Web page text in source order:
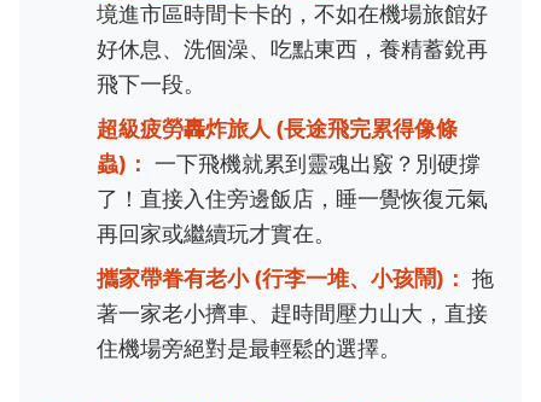
境進市區時間卡卡的，不如在機場旅館好
好休息、洗個澡、吃點東西，養精蓄銳再
飛下一段。
超級疲勞轟炸旅人 (長途飛完累得像條
蟲)： 一下飛機就累到靈魂出竅？別硬撐
了！直接入住旁邊飯店，睡一覺恢復元氣
再回家或繼續玩才實在。
攜家帶眷有老小 (行李一堆、小孩鬧)： 拖
著一家老小擠車、趕時間壓力山大，直接
住機場旁絕對是最輕鬆的選擇。